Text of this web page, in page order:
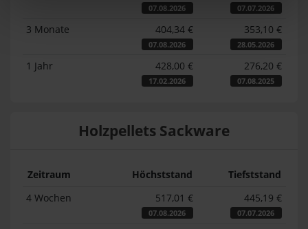
07.08.2026 07.07.2026
3 Monate 404,34 €
07.08.2026
353,10 €
28.05.2026
1 Jahr 428,00 €
17.02.2026
276,20 €
07.08.2025
Holzpellets Sackware
Zeitraum Höchststand
Tiefststand
4 Wochen
517,01 €
07.08.2026
445,19 €
07.07.2026